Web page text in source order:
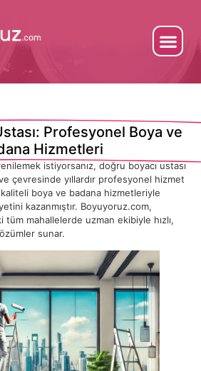
Profesyonel Boya ve
Hizmetleri
istiyorsanız, doğru boyacı ustası
çevresinde yıllardır profesyonel hizmet
boya ve badana hizmetleriyle
kazanmıştır. Boyuyoruz.com,
tüm mahallelerde uzman ekibiyle hızlı,
sunar.